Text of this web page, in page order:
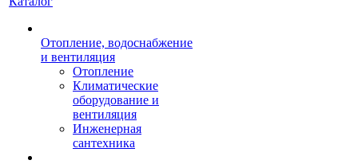
Отопление, водоснабжение
и вентиляция
Отопление
Климатические
оборудование и
вентиляция
Инженерная
сантехника